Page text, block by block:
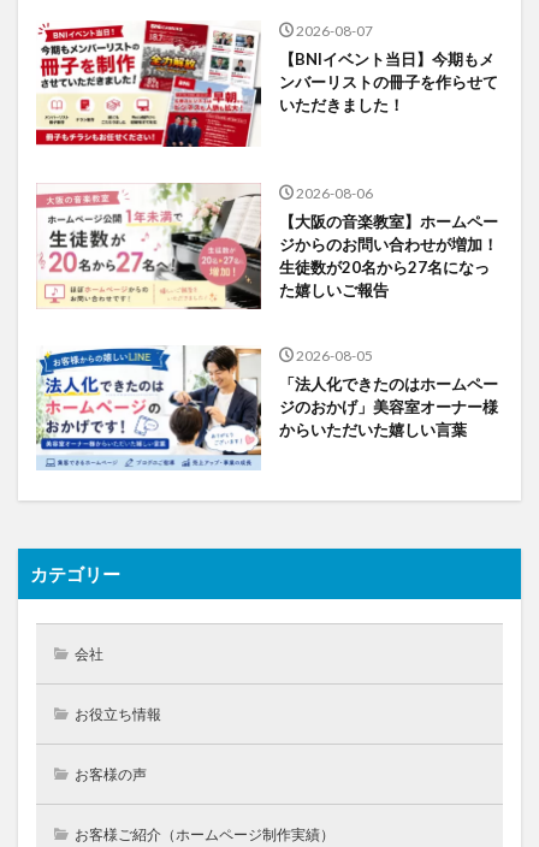
2026-08-07
【BNIイベント当日】今期もメ
ンバーリストの冊子を作らせて
いただきました！
2026-08-06
【大阪の音楽教室】ホームペー
ジからのお問い合わせが増加！
生徒数が20名から27名になっ
た嬉しいご報告
2026-08-05
「法人化できたのはホームペー
ジのおかげ」美容室オーナー様
からいただいた嬉しい言葉
カテゴリー
会社
お役立ち情報
お客様の声
お客様ご紹介（ホームページ制作実績）